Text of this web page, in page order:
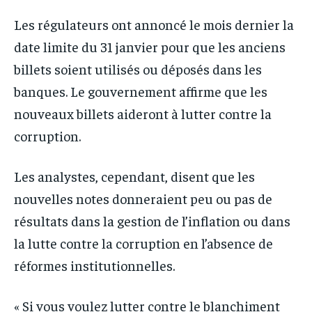
Les régulateurs ont annoncé le mois dernier la
date limite du 31 janvier pour que les anciens
billets soient utilisés ou déposés dans les
banques. Le gouvernement affirme que les
nouveaux billets aideront à lutter contre la
corruption.
Les analystes, cependant, disent que les
nouvelles notes donneraient peu ou pas de
résultats dans la gestion de l’inflation ou dans
la lutte contre la corruption en l’absence de
réformes institutionnelles.
« Si vous voulez lutter contre le blanchiment